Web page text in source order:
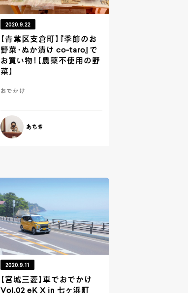
2020.9.22
【青葉区支倉町】『季節のお
野菜・ぬか漬け co-taro』で
お買い物！【農薬不使用の野
菜】
おでかけ
あちき
2020.9.11
【宮城三菱】車でおでかけ
Vol.02 eK X in 七ヶ浜町